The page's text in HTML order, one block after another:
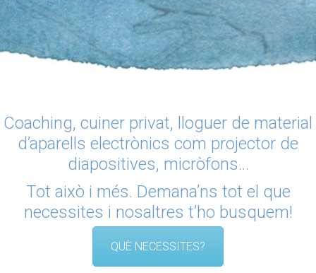
Coaching, cuiner privat, lloguer de material
d’aparells electrònics com projector de
diapositives, micròfons…
Tot això i més. Demana’ns tot el que
necessites i nosaltres t’ho busquem!
QUÈ NECESSITES?